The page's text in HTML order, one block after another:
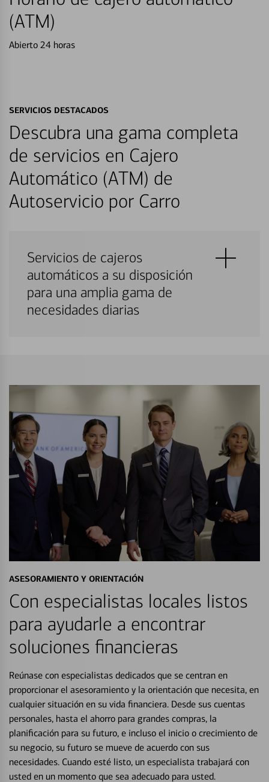
(ATM)
Abierto 24 horas
SERVICIOS DESTACADOS
Descubra una gama completa
de servicios en Cajero
Automático (ATM) de
Autoservicio por Carro
Servicios de cajeros
automáticos a su disposición
para una amplia gama de
necesidades diarias
ASESORAMIENTO Y ORIENTACIÓN
Con especialistas locales listos
para ayudarle a encontrar
soluciones financieras
Reúnase con especialistas dedicados que se centran en
proporcionar el asesoramiento y la orientación que necesita, en
cualquier situación en su vida financiera. Desde sus cuentas
personales, hasta el ahorro para grandes compras, la
planificación para su futuro, e incluso el inicio o crecimiento de
su negocio, su futuro se mueve de acuerdo con sus
necesidades. Cuando esté listo, un especialista trabajará con
usted en un momento que sea adecuado para usted.